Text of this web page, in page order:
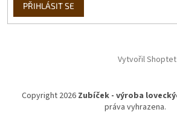
PŘIHLÁSIT SE
Vytvořil Shoptet
Copyright 2026 Zubíček - výroba
práva vyhrazena.